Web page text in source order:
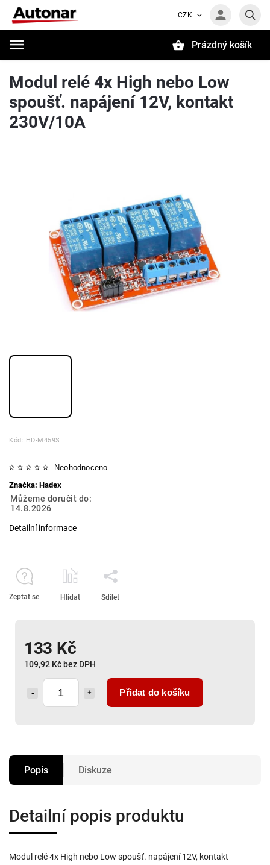
CZK
Prázdný košík
Modul relé 4x High nebo Low
spoušť. napájení 12V, kontakt
230V/10A
Kód: HD-M459S
Neohodnoceno
Značka: Hadex
133 Kč
109,92 Kč bez DPH
Přidat do košíku
Můžeme doručit do:
14.8.2026
Detailní informace
Zeptat se Hlídat Sdílet
Popis Diskuze
Detailní popis produktu
Modul relé 4x High nebo Low spoušť. napájení 12V, kontakt